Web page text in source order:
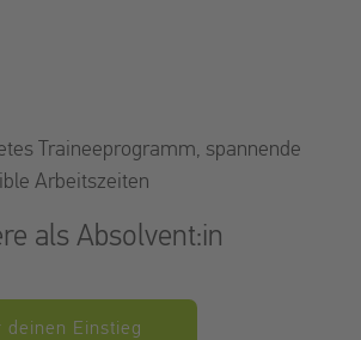
Traineeprogramm, spannende
Arbeitszeiten
als Absolvent:in
deinen Einstieg